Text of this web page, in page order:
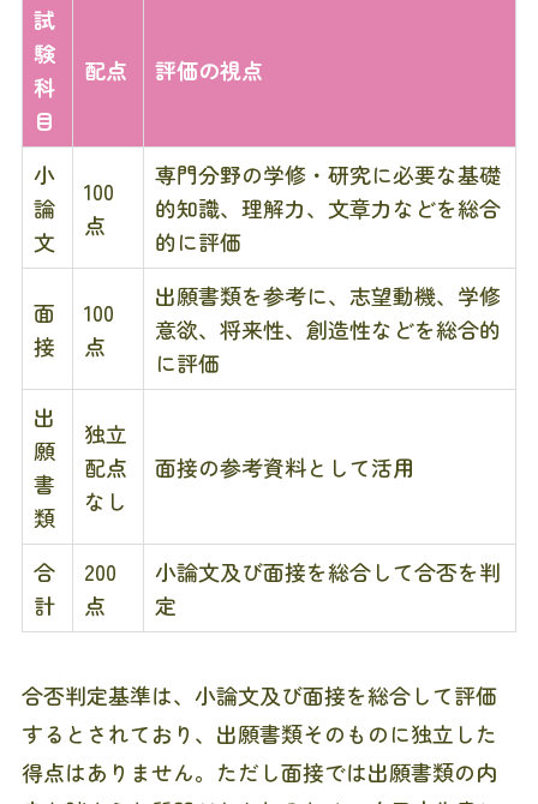
試
験
科
目
配点 評価の視点
小
論
文
100
点
専門分野の学修・研究に必要な基礎
的知識、理解力、文章力などを総合
的に評価
面
接
100
点
出願書類を参考に、志望動機、学修
意欲、将来性、創造性などを総合的
に評価
出
願
書
類
独立
配点
なし
面接の参考資料として活用
合
計
200
点
小論文及び面接を総合して合否を判
定
合否判定基準は、小論文及び面接を総合して評価
するとされており、出願書類そのものに独立した
得点はありません。ただし面接では出願書類の内